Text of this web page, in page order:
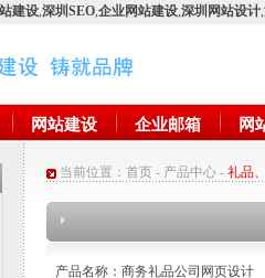
建设,深圳SEO,企业网站建设,深圳网站设计,
网站建设 企业邮箱 网
当前位置： 首页 - 产品中心 - 礼品
产品名称：商务礼品公司网页设计